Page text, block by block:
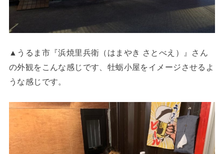
▲うるま市『浜焼里兵衛（はまやき さとべえ）』さん
の外観をこんな感じです、牡蛎小屋をイメージさせるよ
うな感じです。